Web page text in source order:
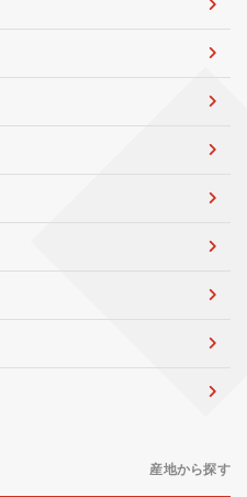
産地から探す